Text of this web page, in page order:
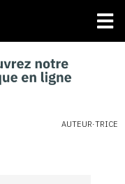
AUTEUR·TRICE